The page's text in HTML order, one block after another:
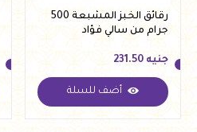
رقائق الخبز المشبعة 500
جرام من سالي فؤاد
جنيه
جنيه 231.50
أضف للسلة